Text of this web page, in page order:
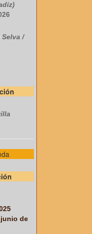
Selva /
de